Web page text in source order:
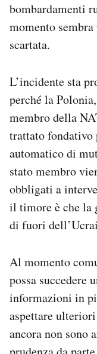
bombardamenti
momento
scartata.
L’incidente sta
perché la
membro della
trattato fondativo
automatico di
stato membro
obbligati a
il timore è che la
di fuori
Al momento
possa succedere
informazioni in
aspettare
ancora non sono